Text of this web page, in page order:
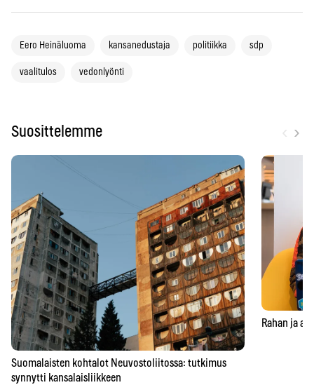
Eero Heinäluoma kansanedustaja politiikka sdp
vaalitulos vedonlyönti
Suosittelemme ›
Suomalaisten kohtalot Neuvostoliitossa: tutkimus
synnytti kansalaisliikkeen
Rahan ja